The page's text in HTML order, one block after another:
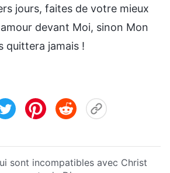
jours, faites de votre mieux
devant Moi, sinon Mon
quittera jamais !
sont incompatibles avec Christ